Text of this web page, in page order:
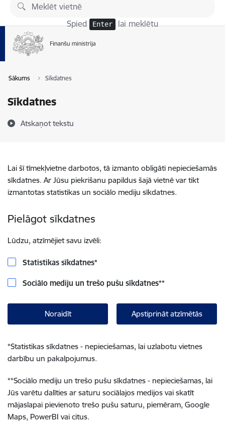
Pāriet uz lapas saturu
Spied Enter lai meklētu
Sākums Sīkdatnes
Sīkdatnes
Atskaņot tekstu
Lai šī tīmekļvietne darbotos, tā izmanto obligāti nepieciešamās
sīkdatnes. Ar Jūsu piekrišanu papildus šajā vietnē var tikt
izmantotas statistikas un sociālo mediju sīkdatnes.
Pielāgot sīkdatnes
Lūdzu, atzīmējiet savu izvēli:
Statistikas sīkdatnes*
Sociālo mediju un trešo pušu sīkdatnes**
Noraidīt Apstiprināt atzīmētās
*Statistikas sīkdatnes - nepieciešamas, lai uzlabotu vietnes
darbību un pakalpojumus.
**Sociālo mediju un trešo pušu sīkdatnes - nepieciešamas, lai
Jūs varētu dalīties ar saturu sociālajos medijos vai skatīt
mājaslapai pievienoto trešo pušu saturu, piemēram, Google
Maps, PowerBI vai citus.